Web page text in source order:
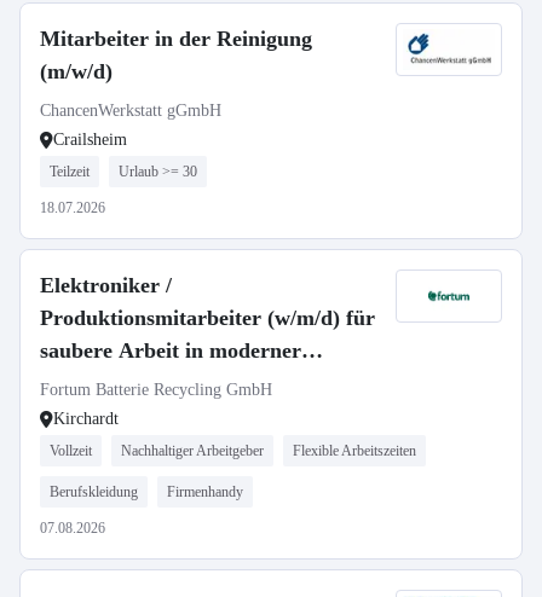
Mitarbeiter in der Reinigung
(m/w/d)
ChancenWerkstatt gGmbH
Crailsheim
Teilzeit Urlaub >= 30
18.07.2026
Elektroniker /
Produktionsmitarbeiter (w/m/d) für
saubere Arbeit in moderner
Lithium-Ionen-Batterie-
Recyclinganlage
Fortum Batterie Recycling GmbH
Kirchardt
Vollzeit Nachhaltiger Arbeitgeber Flexible Arbeitszeiten
Berufskleidung Firmenhandy
07.08.2026